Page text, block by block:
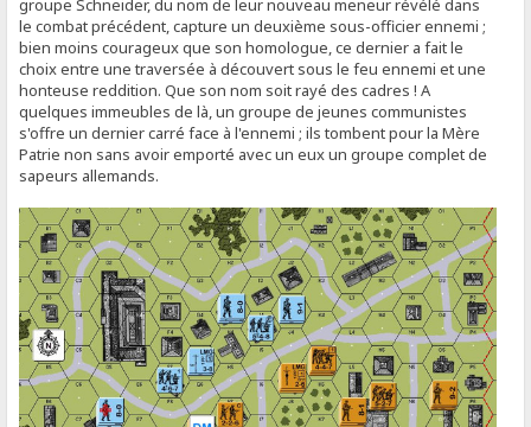
groupe Schneider, du nom de leur nouveau meneur révélé dans
le combat précédent, capture un deuxième sous-officier ennemi ;
bien moins courageux que son homologue, ce dernier a fait le
choix entre une traversée à découvert sous le feu ennemi et une
honteuse reddition. Que son nom soit rayé des cadres ! A
quelques immeubles de là, un groupe de jeunes communistes
s'offre un dernier carré face à l'ennemi ; ils tombent pour la Mère
Patrie non sans avoir emporté avec un eux un groupe complet de
sapeurs allemands.